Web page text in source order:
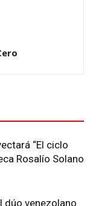
“El ciclo
Rosalío Solano
dúo venezolano